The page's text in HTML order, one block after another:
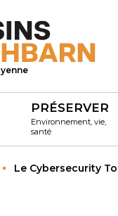
PRÉSERVER
Environnement, vie,
santé
Le Cybersecurity